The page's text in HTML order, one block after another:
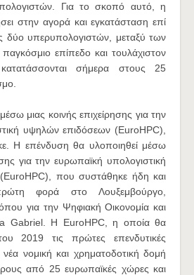
Για το σκοπό αυτό, η
στην αγορά και εγκατάσταση επί
δύο υπερυπολογιστών, μεταξύ των
επίπεδο και τουλάχιστον
σήμερα στους 25
μιας κοινής επιχείρησης για την
υψηλών επιδόσεων (EuroHPC),
Η επένδυση θα υλοποιηθεί μέσω
για την ευρωπαϊκή υπολογιστική
που συστάθηκε ήδη και
φορά στο Λουξεμβούργο,
για την Ψηφιακή Οικονομία και
Gabriel. Η EuroHPC, η οποία θα
2019 τις πρώτες επενδυτικές
νέα νομική και χρηματοδοτική δομή
από 25 ευρωπαϊκές χώρες και